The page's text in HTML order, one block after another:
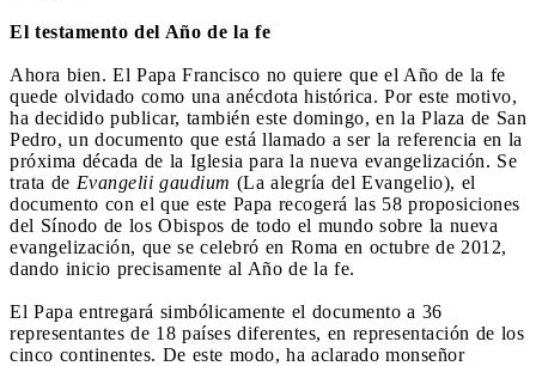
El testamento del Año de la fe
Ahora bien. El Papa Francisco no quiere que el Año de la fe
quede olvidado como una anécdota histórica. Por este motivo,
ha decidido publicar, también este domingo, en la Plaza de San
Pedro, un documento que está llamado a ser la referencia en la
próxima década de la Iglesia para la nueva evangelización. Se
trata de Evangelii gaudium (La alegría del Evangelio), el
documento con el que este Papa recogerá las 58 proposiciones
del Sínodo de los Obispos de todo el mundo sobre la nueva
evangelización, que se celebró en Roma en octubre de 2012,
dando inicio precisamente al Año de la fe.
El Papa entregará simbólicamente el documento a 36
representantes de 18 países diferentes, en representación de los
cinco continentes. De este modo, ha aclarado monseñor